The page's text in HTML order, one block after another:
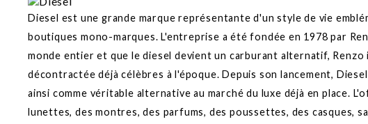
Diesel est une grande marque représentante d'un style de vie
boutiques mono-marques. L'entreprise a été fondée en 1978 par
monde entier et que le diesel devient un carburant alternatif, Renzo
décontractée déjà célèbres à l'époque. Depuis son lancement,
ainsi comme véritable alternative au marché du luxe déjà en place.
lunettes, des montres, des parfums, des poussettes, des casques,